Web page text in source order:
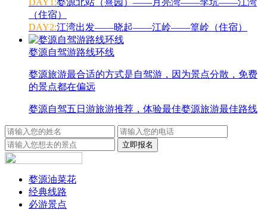
DAY1:婺源北站（熹园）——月亮湾——李坑——江湾
（住宿）
DAY2:江湾出发——晓起——江岭——篁岭（住宿）
婺源自驾游路线环线
婺源旅游最合适的方式是自驾游，因为景点分散，免费
的景点都在偏远
婺源自驾五日游旅游推荐，体验最佳婺源旅游最佳路线
婺源油菜花
经典线路
必游景点